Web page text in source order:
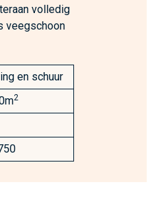
volledig
veegschoon
en schuur
2